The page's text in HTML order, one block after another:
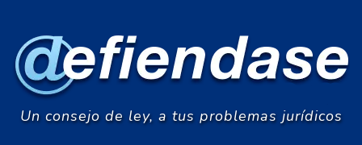
contenido
Un consejo de ley, a tus problemas jurídicos